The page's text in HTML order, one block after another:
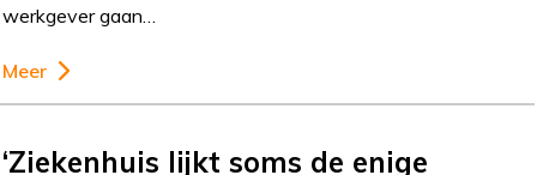
werkgever gaan…
Meer
‘Ziekenhuis lijkt soms de enige